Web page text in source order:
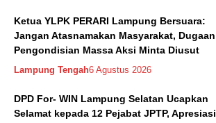
Ketua YLPK PERARI Lampung Bersuara:
Jangan Atasnamakan Masyarakat, Dugaan
Pengondisian Massa Aksi Minta Diusut
Lampung Tengah6 Agustus 2026
DPD For- WIN Lampung Selatan Ucapkan
Selamat kepada 12 Pejabat JPTP, Apresiasi